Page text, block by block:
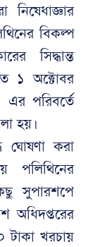
বিকল্প
সিদ্ধান্ত
১ অক্টোবর
এর পরিবর্তে
হয়।
ঘোষণা করা
পলিথিনের
সুপারশপে
অধিদপ্তরের
টাকা খরচায়